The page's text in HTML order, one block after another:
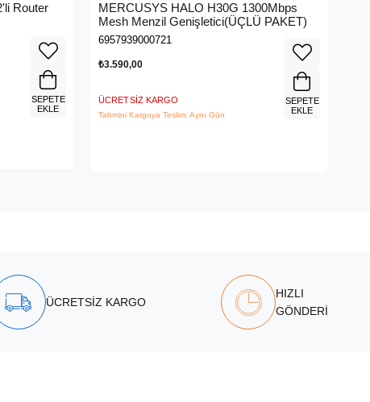
Router
SEPETE
EKLE
MERCUSYS HALO H30G 1300Mbps
Mesh Menzil Genişletici(ÜÇLÜ PAKET)
6957939000721
₺3.590,00
ÜCRETSIZ KARGO
Tahmini Kargoya Teslim: Aynı Gün
SEPETE
EKLE
ÜCRETSİZ KARGO
HIZLI
GÖNDERİ